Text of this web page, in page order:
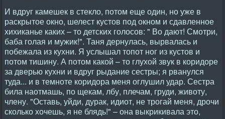
И вдруг камешек в стекло, потом еще один, но уже в
раскрытое окно, шелест кустов под окном и сдавленное
хихиканье каких – то детских голосов: " Во дают! Смотри,
баба голая и мужик!". Таня дернулась, вырвалась и
побежала из кухни. Я услышал топот ног из кустов и
потом тишину. А потом какой – то глухой звук в коридоре
за дверью кухни и вдруг рыдание сестры; я рванулся
туда... и в темноте коридора меня оглушил удар. Сестра
била наотмашь, по щекам, лбу, плечам, груди, животу,
члену. "Оставь, уйди, дурак, идиот, не трогай меня, дрочи
сколько хочешь, я не блядь!" – она выкрикивала это,